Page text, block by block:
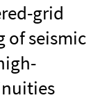
grid
of seismic